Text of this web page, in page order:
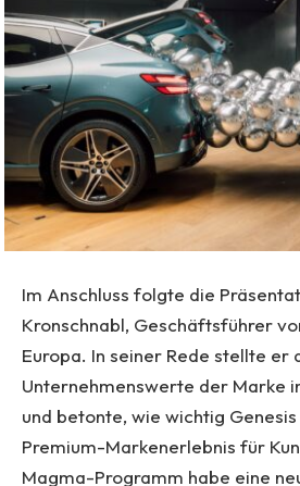
Im Anschluss folgte die
Kronschnabl, Geschäftsführer
Europa. In seiner Rede stellte er
Unternehmenswerte der Marke
und betonte, wie wichtig
Premium-Markenerlebnis für
Magma-Programm habe eine